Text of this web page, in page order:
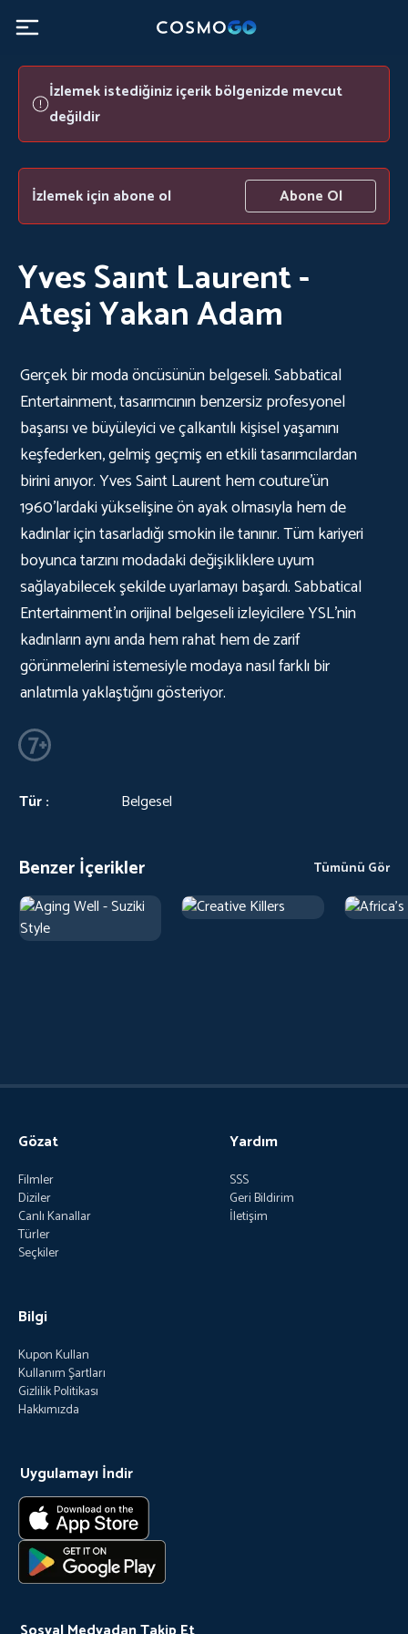
İzlemek istediğiniz içerik bölgenizde mevcut
değildir
İzlemek için abone ol Abone Ol
Yves Saınt Laurent -
Ateşi Yakan Adam
Gerçek bir moda öncüsünün belgeseli. Sabbatical
Entertainment, tasarımcının benzersiz profesyonel
başarısı ve büyüleyici ve çalkantılı kişisel yaşamını
keşfederken, gelmiş geçmiş en etkili tasarımcılardan
birini anıyor. Yves Saint Laurent hem couture'ün
1960'lardaki yükselişine ön ayak olmasıyla hem de
kadınlar için tasarladığı smokin ile tanınır. Tüm kariyeri
boyunca tarzını modadaki değişikliklere uyum
sağlayabilecek şekilde uyarlamayı başardı. Sabbatical
Entertainment'ın orijinal belgeseli izleyicilere YSL'nin
kadınların aynı anda hem rahat hem de zarif
görünmelerini istemesiyle modaya nasıl farklı bir
anlatımla yaklaştığını gösteriyor.
Tür : Belgesel
Benzer İçerikler Tümünü Gör
Gözat
Filmler
Diziler
Canlı Kanallar
Türler
Seçkiler
Yardım
SSS
Geri Bildirim
İletişim
Bilgi
Kupon Kullan
Kullanım Şartları
Gizlilik Politikası
Hakkımızda
Uygulamayı İndir